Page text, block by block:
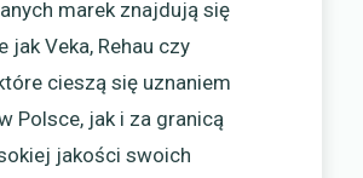
marek znajdują się
jak Veka, Rehau czy
cieszą się uznaniem
Polsce, jak i za granicą
jakości swoich